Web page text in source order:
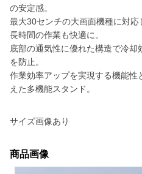
の安定感。
最大30センチの大画面機種に対
長時間の作業も快適に。
底部の通気性に優れた構造で冷
を防止。
作業効率アップを実現する機能
えた多機能スタンド。
サイズ画像あり
商品画像